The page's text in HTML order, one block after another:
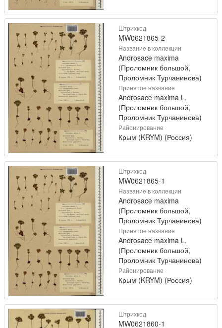
Штрихкод
MW0621865-2
Название в коллекции
Androsace maxima
(Проломник большой,
Проломник Турчанинова)
Принятое название
Androsace maxima L.
(Проломник большой,
Проломник Турчанинова)
Районирование
Крым (KRYM) (Россия)
Штрихкод
MW0621865-1
Название в коллекции
Androsace maxima
(Проломник большой,
Проломник Турчанинова)
Принятое название
Androsace maxima L.
(Проломник большой,
Проломник Турчанинова)
Районирование
Крым (KRYM) (Россия)
Штрихкод
MW0621860-1